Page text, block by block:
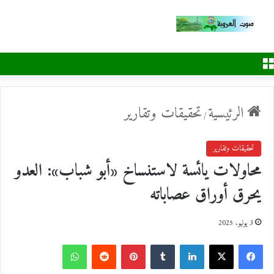
الرئيسية/تحقيقات وتقارير
تحقيقات وتقارير
محاولات يائسة لاستنساخ «أبو شباب»: العدو
يحرق أوراق عصاباته
3 يوليو، 2025